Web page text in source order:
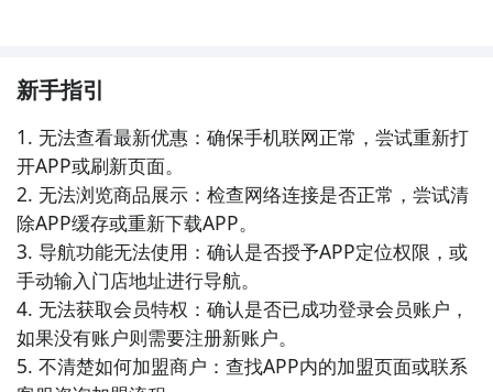
台，用户可以通过匿名发帖、评论、私信等方式与其他
用户分享感受、寻求支持和建议。
6. 《心灵驿站》- 这个APP提供了一个安全的社交平
台，用户可以通过发布动态、发送消息等方式与朋友分
享生活点滴，同时保护个人隐私。
7. 《私密通讯录》- 这款APP提供了一个加密的通讯
录，用户可以将联系人存储在其中，并设置访问权限，
确保只有授权的人能够查看和拨打电话。
8. 《秘密社交圈》- 这个APP提供了一个私密的社交网
新手指引
1. 无法查看最新优惠：确保手机联网正常，尝试重新打
开APP或刷新页面。
2. 无法浏览商品展示：检查网络连接是否正常，尝试清
除APP缓存或重新下载APP。
3. 导航功能无法使用：确认是否授予APP定位权限，或
手动输入门店地址进行导航。
4. 无法获取会员特权：确认是否已成功登录会员账户，
如果没有账户则需要注册新账户。
5. 不清楚如何加盟商户：查找APP内的加盟页面或联系